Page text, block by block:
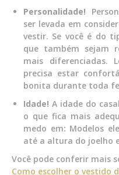
Personalidade!
ser levada em
vestir. Se você é do
que também sejam
mais diferenciadas.
precisa estar
bonita durante toda
Idade! A idade do
o que fica mais
medo em: Modelos
até a altura do joelho
Você pode conferir mais
Como escolher o vestido